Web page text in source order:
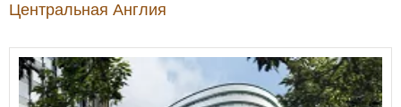
Центральная Англия